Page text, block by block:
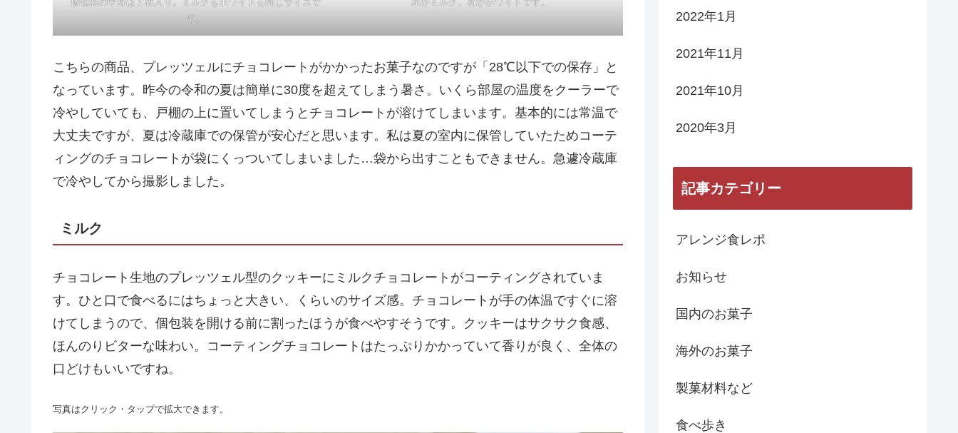
す。
こちらの商品、プレッツェルにチョコレートがかかったお菓子なのですが「28℃以下での保存」と
なっています。昨今の令和の夏は簡単に30度を超えてしまう暑さ。いくら部屋の温度をクーラーで
冷やしていても、戸棚の上に置いてしまうとチョコレートが溶けてしまいます。基本的には常温で
大丈夫ですが、夏は冷蔵庫での保管が安心だと思います。私は夏の室内に保管していたためコーテ
ィングのチョコレートが袋にくっついてしまいました…袋から出すこともできません。急遽冷蔵庫
で冷やしてから撮影しました。
ミルク
チョコレート生地のプレッツェル型のクッキーにミルクチョコレートがコーティングされていま
す。ひと口で食べるにはちょっと大きい、くらいのサイズ感。チョコレートが手の体温ですぐに溶
けてしまうので、個包装を開ける前に割ったほうが食べやすそうです。クッキーはサクサク食感、
ほんのりビターな味わい。コーティングチョコレートはたっぷりかかっていて香りが良く、全体の
口どけもいいですね。
写真はクリック・タップで拡大できます。
2022年1月
2021年11月
2021年10月
2020年3月
記事カテゴリー
アレンジ食レポ
お知らせ
国内のお菓子
海外のお菓子
製菓材料など
食べ歩き